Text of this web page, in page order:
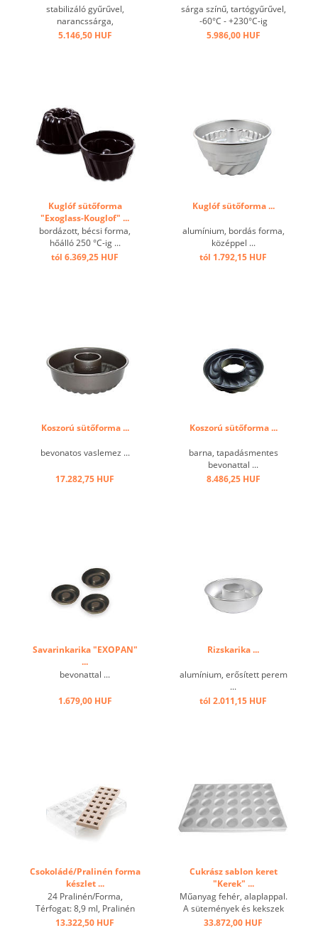
...
stabilizáló gyűrűvel,
narancssárga,
tapadásmentes, +230°C-ig
5.146,50 HUF
sárga színű, tartógyűrűvel,
-60°C - +230°C-ig
hőálló,kiváló hővezetés
5.986,00 HUF
Kuglóf sütőforma
"Exoglass-Kouglof" ...
bordázott, bécsi forma,
hőálló 250 °C-ig ...
tól 6.369,25 HUF
Kuglóf sütőforma ...
alumínium, bordás forma,
középpel ...
tól 1.792,15 HUF
Koszorú sütőforma ...
bevonatos vaslemez ...
17.282,75 HUF
Koszorú sütőforma ...
barna, tapadásmentes
bevonattal ...
8.486,25 HUF
Savarinkarika "EXOPAN"
...
bevonattal ...
1.679,00 HUF
Rizskarika ...
alumínium, erősített perem
...
tól 2.011,15 HUF
Csokoládé/Pralinén forma
készlet ...
24 Pralinén/Forma,
Térfogat: 8,9 ml, Pralinén
mérete: 25x25 mm, h 15
13.322,50 HUF
Cukrász sablon keret
"Kerek" ...
Műanyag fehér, alaplappal.
A sütemények és kekszek
gyors előkészítéséhez:
33.872,00 HUF